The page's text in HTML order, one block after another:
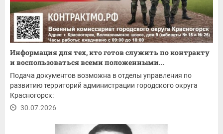
Информация для тех, кто готов служить по контракту
и воспользоваться всеми положенными...
Подача документов возможна в отделы управления по
развитию территорий администрации городского округа
Красногорск:
30.07.2026